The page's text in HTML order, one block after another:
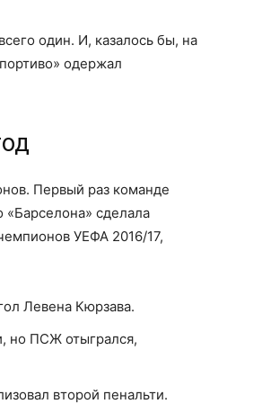
один. И, казалось бы, на
одержал
Первый раз команде
«Барселона» сделала
УЕФА 2016/17,
Левена Кюрзава.
но ПСЖ отыгрался,
второй пенальти.